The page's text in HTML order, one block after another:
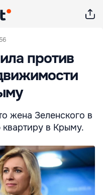
против
жена Зеленского в
квартиру в Крыму.